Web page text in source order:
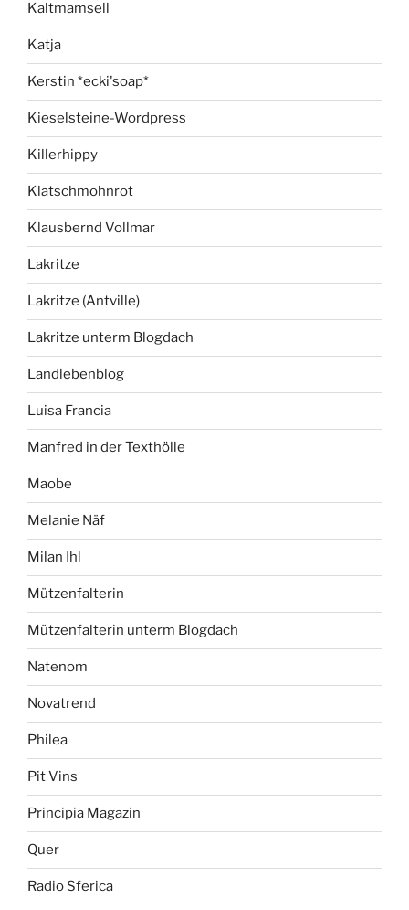
Kaltmamsell
Katja
Kerstin *ecki'soap*
Kieselsteine-Wordpress
Killerhippy
Klatschmohnrot
Klausbernd Vollmar
Lakritze
Lakritze (Antville)
Lakritze unterm Blogdach
Landlebenblog
Luisa Francia
Manfred in der Texthölle
Maobe
Melanie Näf
Milan Ihl
Mützenfalterin
Mützenfalterin unterm Blogdach
Natenom
Novatrend
Philea
Pit Vins
Principia Magazin
Quer
Radio Sferica